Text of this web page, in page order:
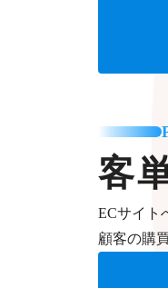
客
ECサイト
顧客の購